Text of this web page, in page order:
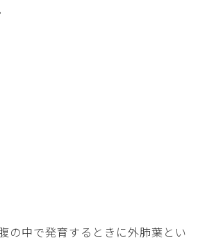
の中で発育するときに外肺葉とい